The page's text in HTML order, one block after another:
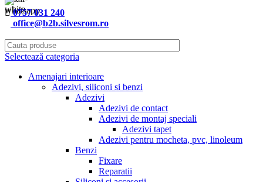
0757 031 240
office@b2b.silvesrom.ro
Selectează categoria
Amenajari interioare
Adezivi, siliconi si benzi
Adezivi
Adezivi de contact
Adezivi de montaj speciali
Adezivi tapet
Adezivi pentru mocheta, pvc, linoleum
Benzi
Fixare
Reparatii